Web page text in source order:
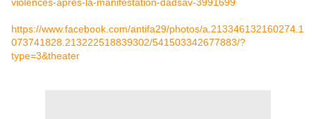
https://www.facebook.com/antifa29/photos/a.213346132160274.1
073741828.213222518839302/541503342677883/?
type=3&theater